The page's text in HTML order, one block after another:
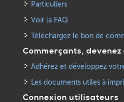
Particuliers
Voir la FAQ
Téléchargez le bon de
Commerçants,
Adhérez et développez
Les documents utiles à
Connexion utilisateurs